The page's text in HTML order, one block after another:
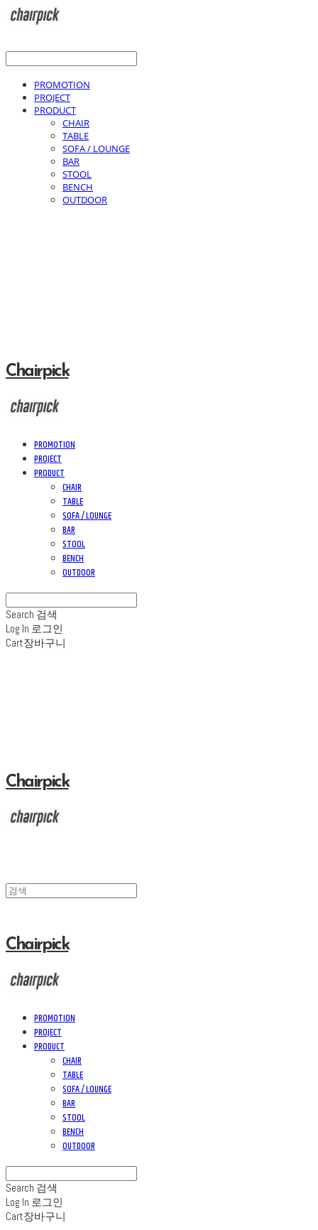
PROMOTION
PROJECT
PRODUCT
CHAIR
TABLE
SOFA / LOUNGE
BAR
STOOL
BENCH
OUTDOOR
Chairpick
PROMOTION
PROJECT
PRODUCT
CHAIR
TABLE
SOFA / LOUNGE
BAR
STOOL
BENCH
OUTDOOR
Search 검색
Log In 로그인
Cart장바구니
Chairpick
Chairpick
PROMOTION
PROJECT
PRODUCT
CHAIR
TABLE
SOFA / LOUNGE
BAR
STOOL
BENCH
OUTDOOR
Search 검색
Log In 로그인
Cart장바구니